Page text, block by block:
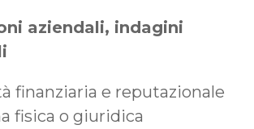
aziendali, indagini
finanziaria e reputazionale
fisica o giuridica